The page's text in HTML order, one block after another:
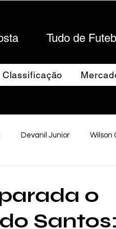
Tudo de
Classificação
Devanil Junior Wilson
o